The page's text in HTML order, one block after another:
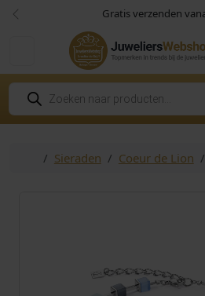
Skip to content
Skip to footer Gratis verzenden
Vorige
P
o
d
HomeSieraden Coeur de Lion